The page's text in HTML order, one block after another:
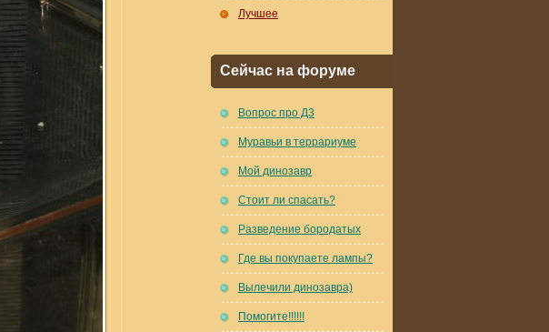
Лучшее
Сейчас на форуме
Вопрос про Д3
Муравьи в террариуме
Мой динозавр
Стоит ли спасать?
Разведение бородатых
Где вы покупаете лампы?
Вылечили динозавра)
Помогите!!!!!!